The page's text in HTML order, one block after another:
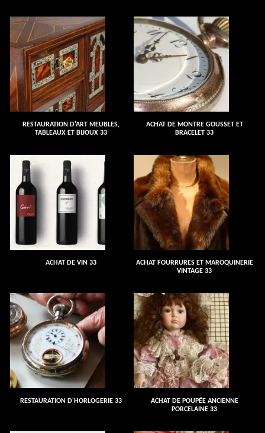
RESTAURATION D'ART MEUBLES,
TABLEAUX ET BIJOUX 33
ACHAT DE MONTRE GOUSSET ET
BRACELET 33
ACHAT DE VIN 33
ACHAT FOURRURES ET MAROQUINERIE
VINTAGE 33
RESTAURATION D'HORLOGERIE 33
ACHAT DE POUPÉE ANCIENNE
PORCELAINE 33